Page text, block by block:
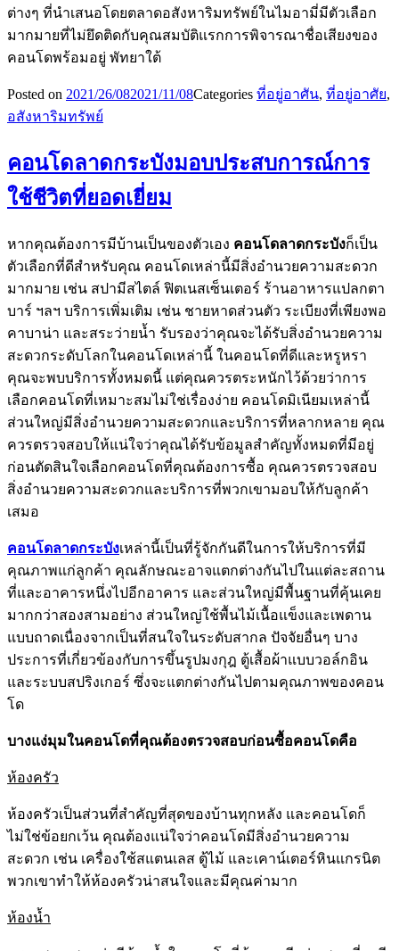
ต่างๆ ที่นำเสนอโดยตลาดอสังหาริมทรัพย์ในไมอามี่มีตัวเลือก
มากมายที่ไม่ยึดติดกับคุณสมบัติแรกการพิจารณาชื่อเสียงของ
คอนโดพร้อมอยู่ พัทยาใต้
Posted on 2021/26/082021/11/08Categories ที่อยู่อาศัน, ที่อยู่อาศัย,
อสังหาริมทรัพย์
คอนโดลาดกระบังมอบประสบการณ์การ
ใช้ชีวิตที่ยอดเยี่ยม
หากคุณต้องการมีบ้านเป็นของตัวเอง คอนโดลาดกระบังก็เป็น
ตัวเลือกที่ดีสำหรับคุณ คอนโดเหล่านี้มีสิ่งอำนวยความสะดวก
มากมาย เช่น สปามีสไตล์ ฟิตเนสเซ็นเตอร์ ร้านอาหารแปลกตา
บาร์ ฯลฯ บริการเพิ่มเติม เช่น ชายหาดส่วนตัว ระเบียงที่เพียงพอ
คาบาน่า และสระว่ายน้ำ รับรองว่าคุณจะได้รับสิ่งอำนวยความ
สะดวกระดับโลกในคอนโดเหล่านี้ ในคอนโดที่ดีและหรูหรา
คุณจะพบบริการทั้งหมดนี้ แต่คุณควรตระหนักไว้ด้วยว่าการ
เลือกคอนโดที่เหมาะสมไม่ใช่เรื่องง่าย คอนโดมิเนียมเหล่านี้
ส่วนใหญ่มีสิ่งอำนวยความสะดวกและบริการที่หลากหลาย คุณ
ควรตรวจสอบให้แน่ใจว่าคุณได้รับข้อมูลสำคัญทั้งหมดที่มีอยู่
ก่อนตัดสินใจเลือกคอนโดที่คุณต้องการซื้อ คุณควรตรวจสอบ
สิ่งอำนวยความสะดวกและบริการที่พวกเขามอบให้กับลูกค้า
เสมอ
คอนโดลาดกระบังเหล่านี้เป็นที่รู้จักกันดีในการให้บริการที่มี
คุณภาพแก่ลูกค้า คุณลักษณะอาจแตกต่างกันไปในแต่ละสถาน
ที่และอาคารหนึ่งไปอีกอาคาร และส่วนใหญ่มีพื้นฐานที่คุ้นเคย
มากกว่าสองสามอย่าง ส่วนใหญ่ใช้พื้นไม้เนื้อแข็งและเพดาน
แบบถาดเนื่องจากเป็นที่สนใจในระดับสากล ปัจจัยอื่นๆ บาง
ประการที่เกี่ยวข้องกับการขึ้นรูปมงกุฎ ตู้เสื้อผ้าแบบวอล์กอิน
และระบบสปริงเกอร์ ซึ่งจะแตกต่างกันไปตามคุณภาพของคอน
โด
บางแง่มุมในคอนโดที่คุณต้องตรวจสอบก่อนซื้อคอนโดคือ
ห้องครัว
ห้องครัวเป็นส่วนที่สำคัญที่สุดของบ้านทุกหลัง และคอนโดก็
ไม่ใช่ข้อยกเว้น คุณต้องแน่ใจว่าคอนโดมีสิ่งอำนวยความ
สะดวก เช่น เครื่องใช้สแตนเลส ตู้ไม้ และเคาน์เตอร์หินแกรนิต
พวกเขาทำให้ห้องครัวน่าสนใจและมีคุณค่ามาก
ห้องน้ำ